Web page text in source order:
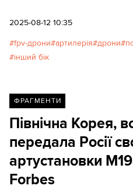
дешеві. Додайте сюди не
недостатню підготовку
відсутність доктрини.
FPV-дронів своїм
для War on the rocks.
переклад.
2025-08-12 10:35
fpv-дрони артилерія дрони
інший бік
ФРАГМЕНТИ
Північна Корея,
передала Росії
артустановки
Forbes